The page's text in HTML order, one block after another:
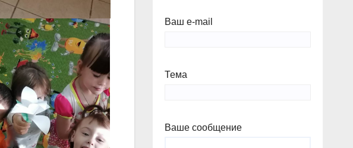
Ваш e-mail
Тема
Ваше сообщение